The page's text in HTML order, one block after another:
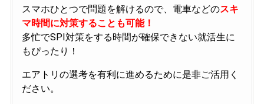
スマホひとつで問題を解けるので、電車などのスキ
マ時間に対策することも可能！
多忙でSPI対策をする時間が確保できない就活生に
もぴったり！
エアトリの選考を有利に進めるために是非ご活用く
ださい。